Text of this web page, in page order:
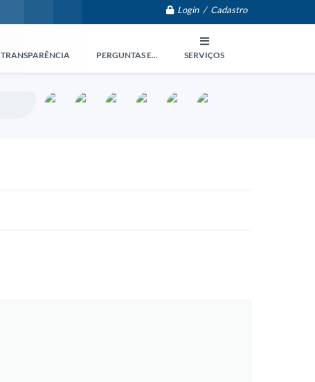
Login / Cadastro
TRANSPARÊNCIA PERGUNTAS E... SERVIÇOS